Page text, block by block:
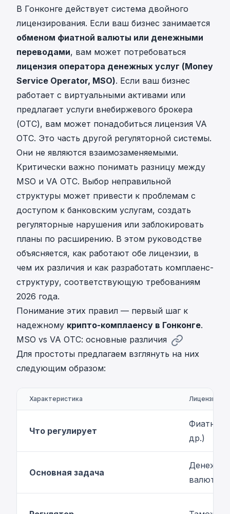
В Гонконге действует система двойного
лицензирования. Если ваш бизнес занимается
обменом фиатной валюты или денежными
переводами, вам может потребоваться
лицензия оператора денежных услуг (Money
Service Operator, MSO). Если ваш бизнес
работает с виртуальными активами или
предлагает услуги внебиржевого брокера
(OTC), вам может понадобиться лицензия VA
OTC. Это часть другой регуляторной системы.
Они не являются взаимозаменяемыми.
Критически важно понимать разницу между
MSO и VA OTC. Выбор неправильной
структуры может привести к проблемам с
доступом к банковским услугам, создать
регуляторные нарушения или заблокировать
планы по расширению. В этом руководстве
объясняется, как работают обе лицензии, в
чем их различия и как разработать комплаенс-
структуру, соответствующую требованиям
2026 года.
Понимание этих правил — первый шаг к
надежному крипто-комплаенсу в Гонконге.
MSO vs VA OTC: основные различия
Для простоты предлагаем взглянуть на них
следующим образом:
Характеристика Лицензия
Что регулирует
Фиатные
др.)
Основная задача
валют